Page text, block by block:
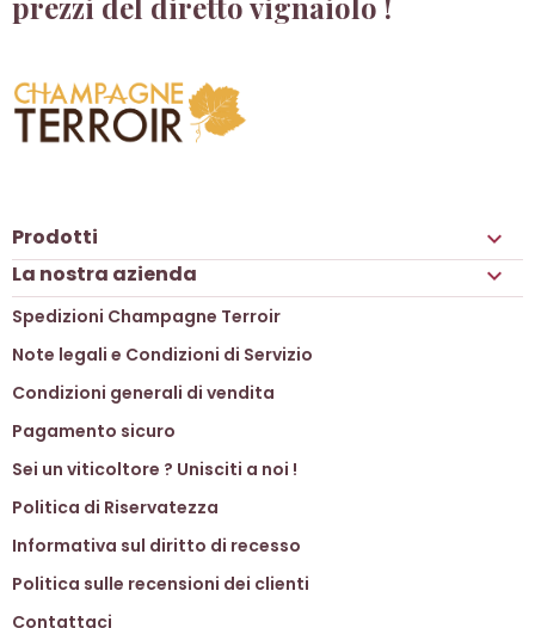
Prodotti 
La nostra azienda 
Spedizioni Champagne Terroir
Note legali e Condizioni di Servizio
Condizioni generali di vendita
Pagamento sicuro
Sei un viticoltore ? Unisciti a noi !
Politica di Riservatezza
Informativa sul diritto di recesso
Politica sulle recensioni dei clienti
Contattaci